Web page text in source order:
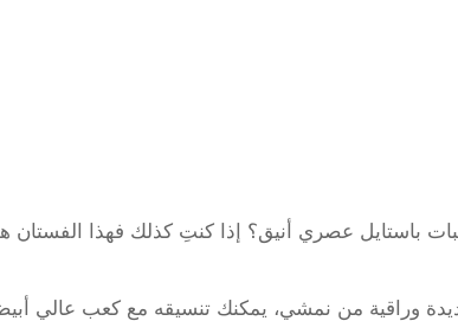
عصري أنيق؟ إذا كنتِ كذلك فهذا الفستان هو
وراقية من نمشي، يمكنك تنسيقه مع كعب عالي